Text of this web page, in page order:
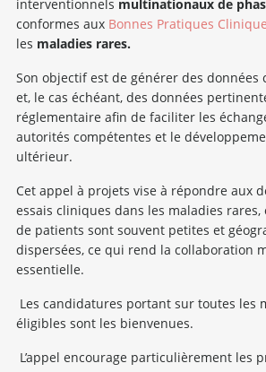
interventionnels multinationaux de
conformes aux Bonnes Pratiques
les maladies rares.
Son objectif est de générer des données
et, le cas échéant, des données
réglementaire afin de faciliter les
autorités compétentes et le
ultérieur.
Cet appel à projets vise à répondre aux
essais cliniques dans les maladies
de patients sont souvent petites et
dispersées, ce qui rend la collaboration
essentielle.
Les candidatures portant sur toutes les
éligibles sont les bienvenues.
L’appel encourage particulièrement les